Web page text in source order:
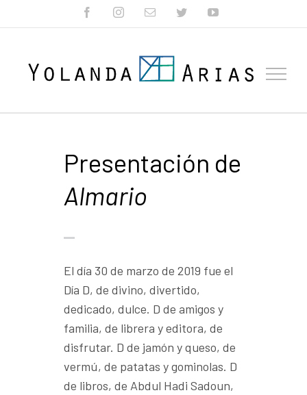
to
facebookinstagramCorreotwitter youtube
Presentación de
Almario
El día 30 de marzo de 2019 fue el
Día D, de divino, divertido,
dedicado, dulce. D de amigos y
familia, de librera y editora, de
disfrutar. D de jamón y queso, de
vermú, de patatas y gominolas. D
de libros, de Abdul Hadi Sadoun,